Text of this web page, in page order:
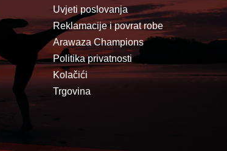
Uvjeti poslovanja
Reklamacije i povrat robe
Arawaza Champions
Politika privatnosti
Kolačići
Trgovina